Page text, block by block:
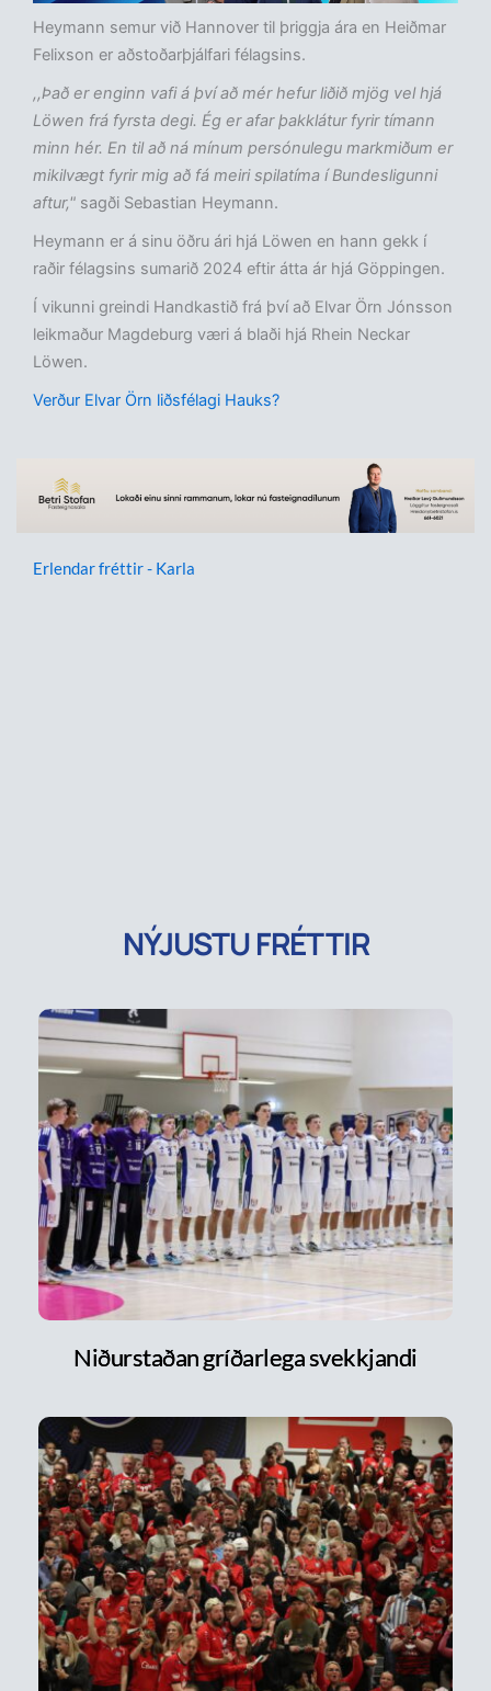
Heymann semur við Hannover til þriggja ára en Heiðmar
Felixson er aðstoðarþjálfari félagsins.
,,Það er enginn vafi á því að mér hefur liðið mjög vel hjá
Löwen frá fyrsta degi. Ég er afar þakklátur fyrir tímann
minn hér. En til að ná mínum persónulegu markmiðum er
mikilvægt fyrir mig að fá meiri spilatíma í Bundesligunni
aftur," sagði Sebastian Heymann.
Heymann er á sinu öðru ári hjá Löwen en hann gekk í
raðir félagsins sumarið 2024 eftir átta ár hjá Göppingen.
Í vikunni greindi Handkastið frá því að Elvar Örn Jónsson
leikmaður Magdeburg væri á blaði hjá Rhein Neckar
Löwen.
Verður Elvar Örn liðsfélagi Hauks?
Erlendar fréttir - Karla
NÝJUSTU FRÉTTIR
Niðurstaðan gríðarlega svekkjandi